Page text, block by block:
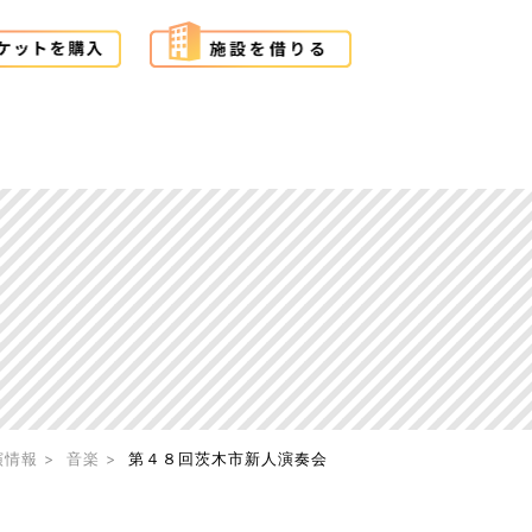
情報 音楽 第４８回茨木市新人演奏会